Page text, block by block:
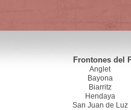
Frontones del
Anglet
Bayona
Biarritz
Hendaya
San Juan de Luz